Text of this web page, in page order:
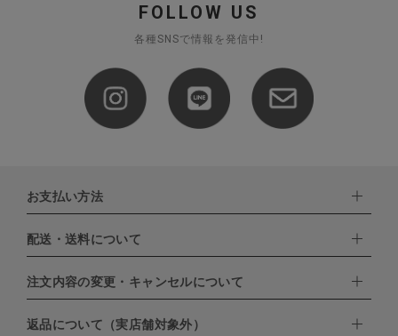
FOLLOW US
各種SNSで情報を発信中!
お支払い方法
下記お支払い方法よりお選びいただけます。
・クレジットカード（VISA,mastercard,JCB,AMERICAN
EXPRESS,Diners Club）
・PayPay
配送・送料について
配達業者：日本郵便
北海道：1,400円
注文内容の変更・キャンセルについて
ご注文日当日から翌日のAM9:00までにご連絡頂いた場合はキャン
返品について（実店舗対象外）